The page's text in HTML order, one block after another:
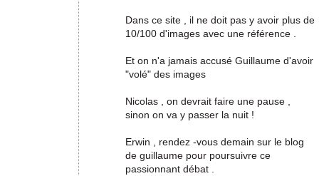
Dans ce site , il ne doit pas y avoir plus de
10/100 d'images avec une référence .
Et on n'a jamais accusé Guillaume d'avoir
"volé" des images
Nicolas , on devrait faire une pause ,
sinon on va y passer la nuit !
Erwin , rendez -vous demain sur le blog
de guillaume pour poursuivre ce
passionnant débat .